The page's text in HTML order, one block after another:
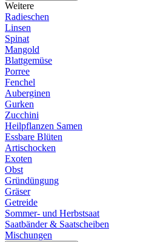
Weitere
Radieschen
Linsen
Spinat
Mangold
Blattgemüse
Porree
Fenchel
Auberginen
Gurken
Zucchini
Heilpflanzen Samen
Essbare Blüten
Artischocken
Exoten
Obst
Gründüngung
Gräser
Getreide
Sommer- und Herbstsaat
Saatbänder & Saatscheiben
Mischungen